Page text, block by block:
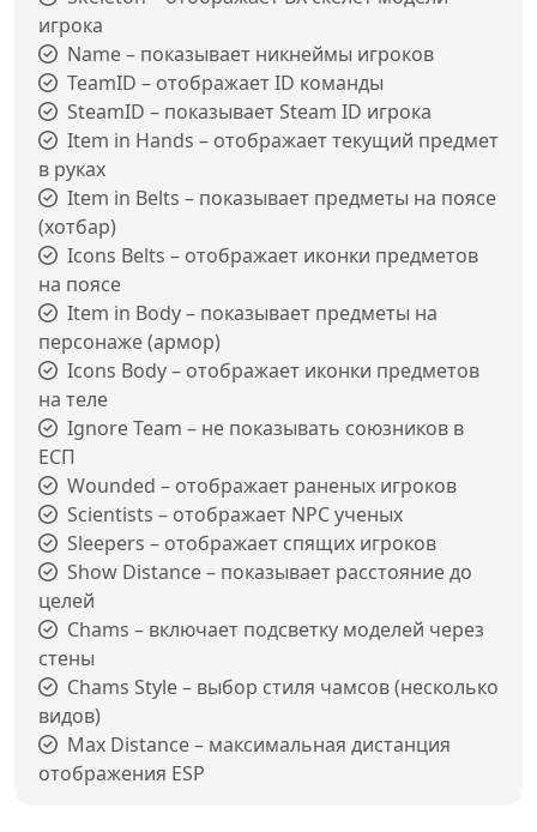
игрока
Name – показывает никнеймы игроков
TeamID – отображает ID команды
SteamID – показывает Steam ID игрока
Item in Hands – отображает текущий предмет
в руках
Item in Belts – показывает предметы на поясе
(хотбар)
Icons Belts – отображает иконки предметов
на поясе
Item in Body – показывает предметы на
персонаже (армор)
Icons Body – отображает иконки предметов
на теле
Ignore Team – не показывать союзников в
ЕСП
Wounded – отображает раненых игроков
Scientists – отображает NPC ученых
Sleepers – отображает спящих игроков
Show Distance – показывает расстояние до
целей
Chams – включает подсветку моделей через
стены
Chams Style – выбор стиля чамсов (несколько
видов)
Max Distance – максимальная дистанция
отображения ESP